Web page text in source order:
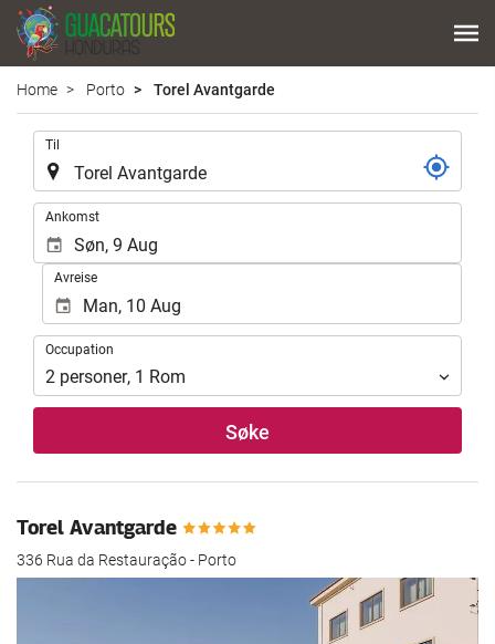
Home Porto Torel Avantgarde
Til
Ankomst
Avreise
Occupation
Occupation
2 personer, 1 Rom
Søke
Torel Avantgarde
336 Rua da Restauração - Porto